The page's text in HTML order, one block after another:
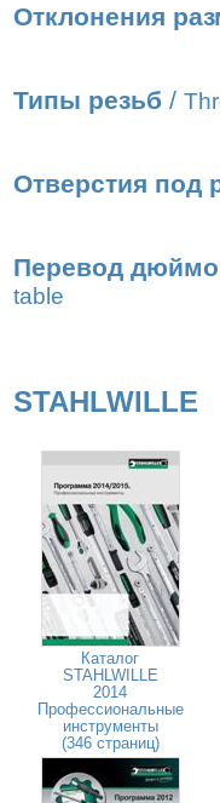
Отклонения
Типы резьб /
Отверстия под
Перевод
table
STAHLWILLE
Каталог
STAHLWILLE
2014
Профессиональные
инструменты
(346 страниц)